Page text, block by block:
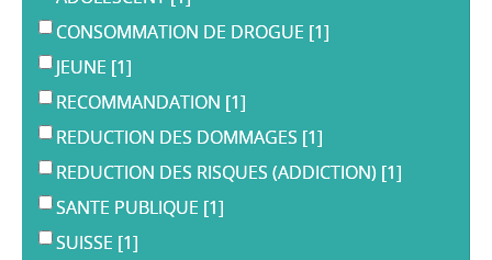
CONSOMMATION DE DROGUE [1]
JEUNE [1]
RECOMMANDATION [1]
REDUCTION DES DOMMAGES [1]
REDUCTION DES RISQUES (ADDICTION) [1]
SANTE PUBLIQUE [1]
SUISSE [1]